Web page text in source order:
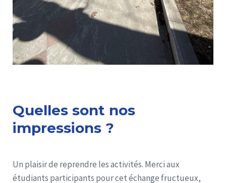
Quelles sont nos
impressions ?
Un plaisir de reprendre les activités. Merci aux
étudiants participants pour cet échange fructueux,